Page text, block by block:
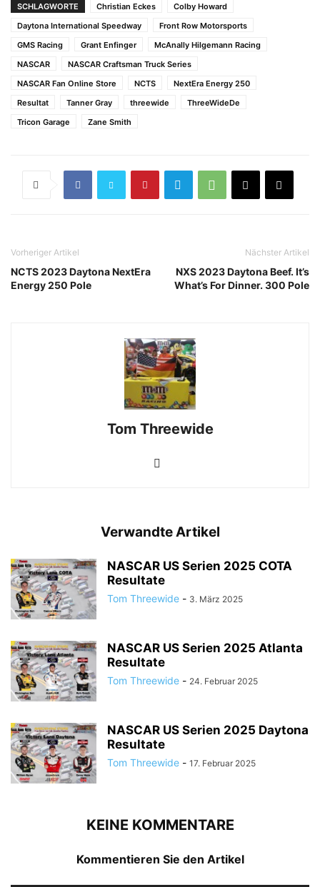
SCHLAGWORTE Christian Eckes
Colby Howard
Daytona International Speedway
Front Row Motorsports
GMS Racing
Grant Enfinger
McAnally Hilgemann Racing
NASCAR
NASCAR Craftsman Truck Series
NASCAR Fan Online Store
NCTS
NextEra Energy 250
Resultat
Tanner Gray threewide
ThreeWideDe
Tricon Garage
Zane Smith
Vorheriger Artikel
NCTS 2023 Daytona NextEra
Energy 250 Pole
Nächster Artikel
NXS 2023 Daytona Beef. It’s
What’s For Dinner. 300 Pole
Tom Threewide
Verwandte Artikel
NASCAR US Serien 2025 COTA
Resultate
Tom Threewide - 3. März 2025
NASCAR US Serien 2025 Atlanta
Resultate
Tom Threewide - 24. Februar 2025
NASCAR US Serien 2025 Daytona
Resultate
Tom Threewide - 17. Februar 2025
KEINE KOMMENTARE
Kommentieren Sie den Artikel